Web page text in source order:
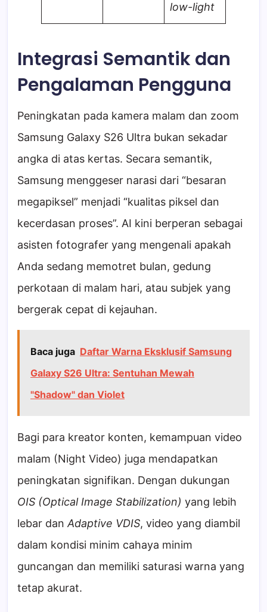
low-light
Integrasi Semantik dan
Pengalaman Pengguna
Peningkatan pada kamera malam dan zoom
Samsung Galaxy S26 Ultra bukan sekadar
angka di atas kertas. Secara semantik,
Samsung menggeser narasi dari “besaran
megapiksel” menjadi “kualitas piksel dan
kecerdasan proses”. AI kini berperan sebagai
asisten fotografer yang mengenali apakah
Anda sedang memotret bulan, gedung
perkotaan di malam hari, atau subjek yang
bergerak cepat di kejauhan.
Baca juga Daftar Warna Eksklusif Samsung
Galaxy S26 Ultra: Sentuhan Mewah
"Shadow" dan Violet
Bagi para kreator konten, kemampuan video
malam (Night Video) juga mendapatkan
peningkatan signifikan. Dengan dukungan
OIS (Optical Image Stabilization) yang lebih
lebar danAdaptive VDIS, video yang diambil
dalam kondisi minim cahaya minim
guncangan dan memiliki saturasi warna yang
tetap akurat.